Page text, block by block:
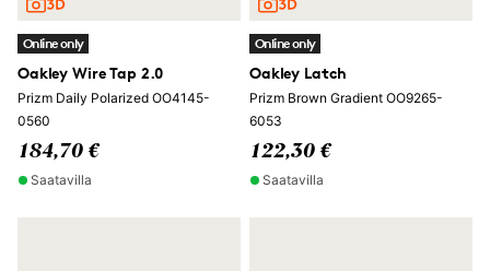
Online only
Oakley Wire Tap 2.0
Prizm Daily Polarized OO4145-
0560
184,70 €
Saatavilla
Online only
Oakley Latch
Prizm Brown Gradient OO9265-
6053
122,30 €
Saatavilla